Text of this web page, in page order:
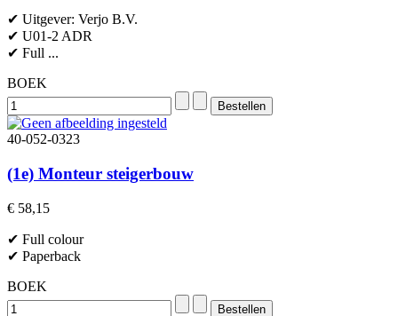
✔ Uitgever: Verjo B.V.
✔ U01-2 ADR
✔ Full ...
BOEK
40-052-0323
(1e) Monteur steigerbouw
€ 58,15
✔ Full colour
✔ Paperback
BOEK